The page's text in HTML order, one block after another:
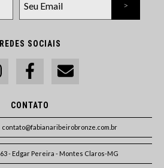
REDES SOCIAIS
CONTATO
contato@fabianaribeirobronze.com.br
- Edgar Pereira - Montes Claros-MG